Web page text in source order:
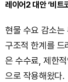
레이어2 대안 ‘비트
현물 수요 감소는
구조적 한계를 드
은 수수료, 제한
으로 작용해왔다.